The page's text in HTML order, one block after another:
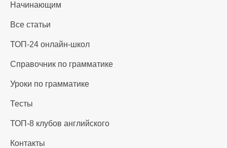
Начинающим
Все статьи
ТОП-24 онлайн-школ
Справочник по грамматике
Уроки по грамматике
Тесты
ТОП-8 клубов английского
Контакты